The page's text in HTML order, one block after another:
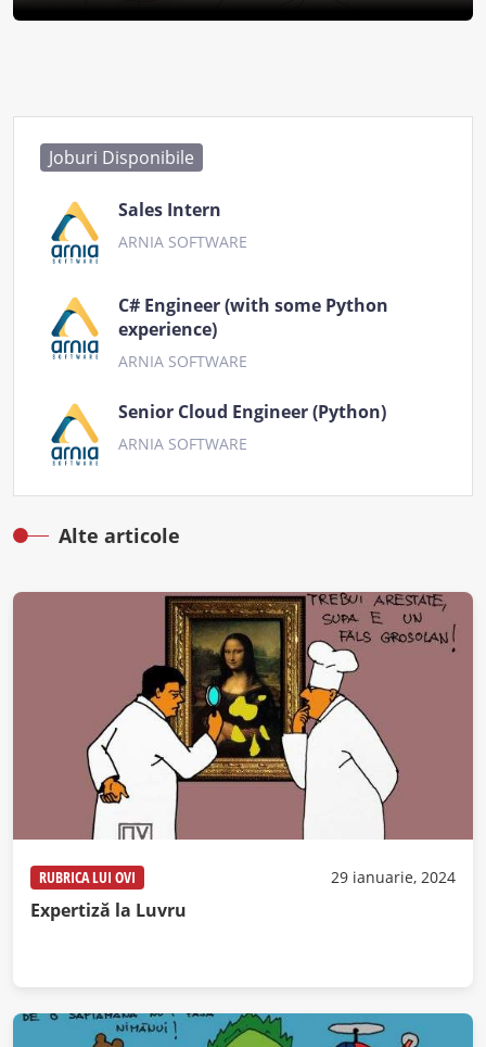
Joburi Disponibile
Sales Intern
ARNIA SOFTWARE
C# Engineer (with some Python
experience)
ARNIA SOFTWARE
Senior Cloud Engineer (Python)
ARNIA SOFTWARE
Alte articole
RUBRICA LUI OVI 29 ianuarie, 2024
Expertiză la Luvru